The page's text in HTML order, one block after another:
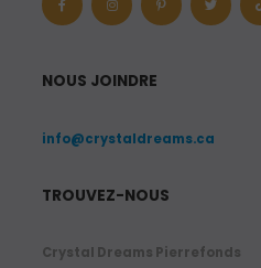
NOUS JOINDRE
info@crystaldreams.ca
TROUVEZ-NOUS
Crystal Dreams Pierrefonds